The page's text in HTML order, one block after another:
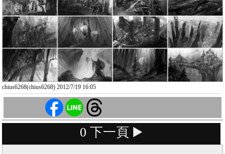
chius6268(chius6268) 2012/7/19 16:05
0 下一頁 ▶️